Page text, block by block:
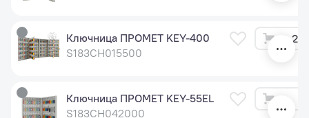
Ключница ПРОМЕТ KEY-400
S183CH015500
24
Ключница ПРОМЕТ KEY-55EL
S183CH042000